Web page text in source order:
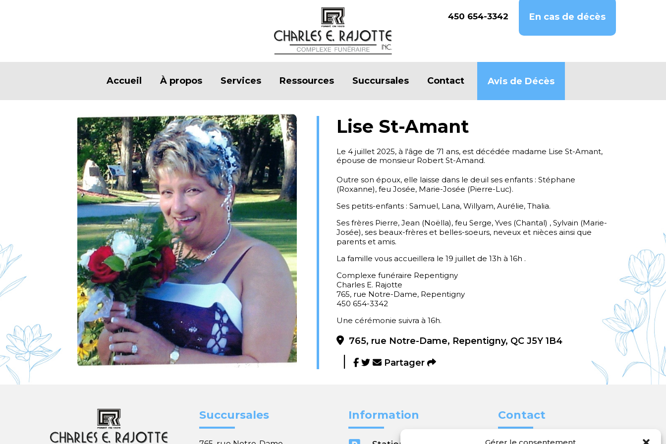
450 654-3342 En cas de décès
Accueil À propos Services Ressources Succursales Contact Avis de Décès
Lise St-Amant
Le 4 juillet 2025, à l'âge de 71 ans, est décédée madame Lise St-Amant,
épouse de monsieur Robert St-Amand.
Outre son époux, elle laisse dans le deuil ses enfants : Stéphane
(Roxanne), feu Josée, Marie-Josée (Pierre-Luc).
Ses petits-enfants : Samuel, Lana, Willyam, Aurélie, Thalia.
Ses frères Pierre, Jean (Noëlla), feu Serge, Yves (Chantal) , Sylvain (Marie-
Josée), ses beaux-frères et belles-soeurs, neveux et nièces ainsi que
parents et amis.
La famille vous accueillera le 19 juillet de 13h à 16h .
Complexe funéraire Repentigny
Charles E. Rajotte
765, rue Notre-Dame, Repentigny
450 654-3342
Une cérémonie suivra à 16h.
765, rue Notre-Dame, Repentigny, QC J5Y 1B4
Partager
Succursales Information Contact